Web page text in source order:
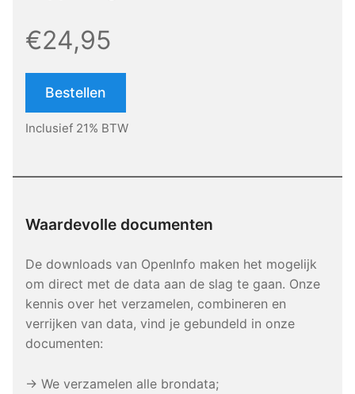
€24,95
Bestellen
Inclusief 21% BTW
Waardevolle documenten
De downloads van OpenInfo maken het mogelijk
om direct met de data aan de slag te gaan. Onze
kennis over het verzamelen, combineren en
verrijken van data, vind je gebundeld in onze
documenten:
→ We verzamelen alle brondata;